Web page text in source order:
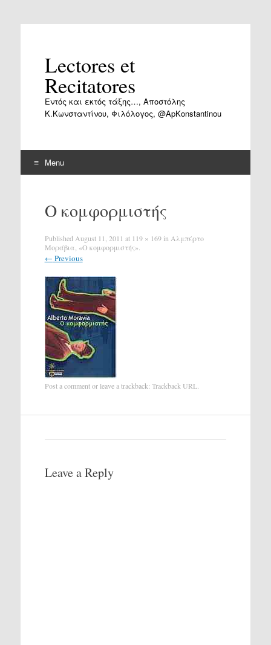
Lectores et
Recitatores
Εντός και εκτός τάξης…, Αποστόλης
Κ.Κωνσταντίνου, Φιλόλογος, @ApKonstantinou
Menu
contentΟ κομφορμιστής
Published August 11, 2011 at 119 × 169in Αλμπέρτο
Μοράβια, «Ο κομφορμιστής».
← Previous
Post a commentor leave a trackback: Trackback URL.
Leave a Reply